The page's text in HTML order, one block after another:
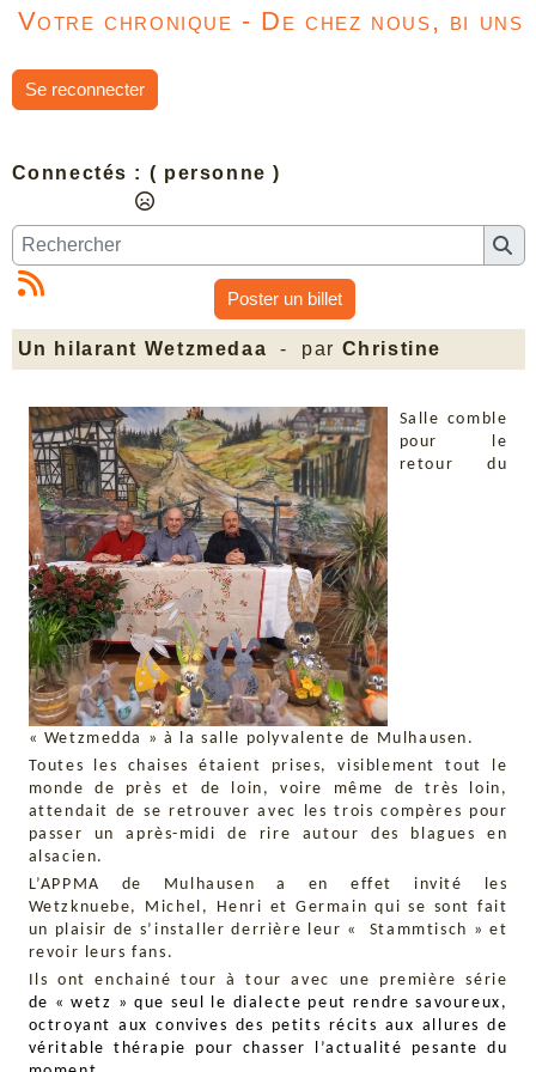
Votre chronique - De chez nous, bi uns
Se reconnecter
Connectés : ( personne )
Poster un billet
Un hilarant Wetzmedaa - par Christine
Salle comble
pour le
retour du
« Wetzmedda » à la salle polyvalente de Mulhausen.
Toutes les chaises étaient prises, visiblement tout le
monde de près et de loin, voire même de très loin,
attendait de se retrouver avec les trois compères pour
passer un après-midi de rire autour des blagues en
alsacien.
L’APPMA de Mulhausen a en effet invité les
Wetzknuebe, Michel, Henri et Germain qui se sont fait
un plaisir de s’installer derrière leur « Stammtisch » et
revoir leurs fans.
Ils ont enchainé tour à tour avec une première série
de « wetz » que seul le dialecte peut rendre savoureux,
octroyant aux convives des petits récits aux allures de
véritable thérapie pour chasser l’actualité pesante du